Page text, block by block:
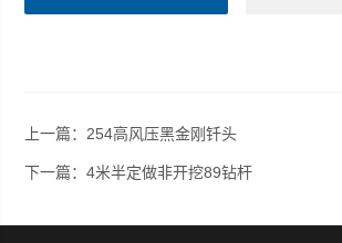
上一篇： 254高风压黑金刚钎头
下一篇：4米半定做非开挖89钻杆